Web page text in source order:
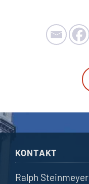
KONTAKT
Ralph Steinmeyer